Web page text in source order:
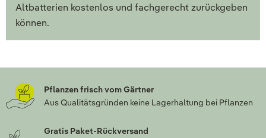
Altbatterien kostenlos und fachgerecht zurückgeben
können.
Pflanzen frisch vom Gärtner
Aus Qualitätsgründen keine Lagerhaltung bei Pflanzen
Gratis Paket-Rückversand